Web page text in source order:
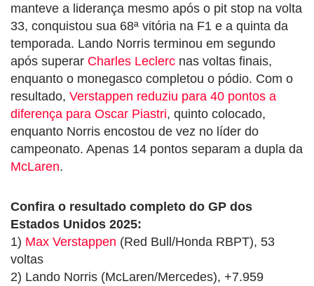
manteve a liderança mesmo após o pit stop na volta
33, conquistou sua 68ª vitória na F1 e a quinta da
temporada. Lando Norris terminou em segundo
após superar Charles Leclerc nas voltas finais,
enquanto o monegasco completou o pódio. Com o
resultado, Verstappen reduziu para 40 pontos a
diferença para Oscar Piastri, quinto colocado,
enquanto Norris encostou de vez no líder do
campeonato. Apenas 14 pontos separam a dupla da
McLaren.
Confira o resultado completo do GP dos
Estados Unidos 2025:
1) Max Verstappen (Red Bull/Honda RBPT), 53
voltas
2) Lando Norris (McLaren/Mercedes), +7.959